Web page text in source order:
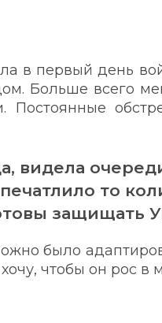
в первый день
Больше всего
Постоянные
видела
то
защищать
было
чтобы он рос в